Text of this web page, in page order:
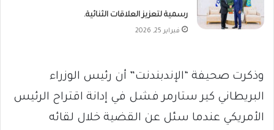
رسمية لتعزيز العلاقات الثنائية.
فبراير 25, 2026
وذكرت صحيفة “الإندبندنت” أن رئيس الوزراء
البريطاني كير ستارمر فشل في إدانة اقتراح الرئيس
الأمريكي عندما سئل عن القضية خلال لقائه